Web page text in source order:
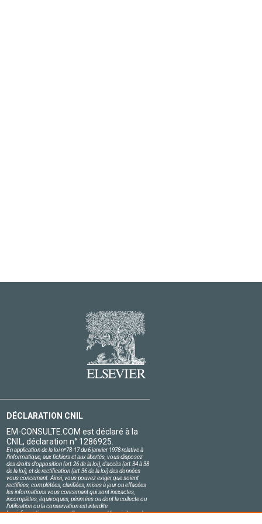
DÉCLARATION CNIL
EM-CONSULTE.COM est déclaré à la
CNIL, déclaration n° 1286925.
En application de la loi nº78-17 du 6 janvier 1978 relative à
l'informatique, aux fichiers et aux libertés, vous disposez
des droits d'opposition (art.26 de la loi), d'accès (art.34 à 38
de la loi), et de rectification (art.36 de la loi) des données
vous concernant. Ainsi, vous pouvez exiger que soient
rectifiées, complétées, clarifiées, mises à jour ou effacées
les informations vous concernant qui sont inexactes,
incomplètes, équivoques, périmées ou dont la collecte ou
l'utilisation ou la conservation est interdite.
Les informations personnelles concernant les visiteurs de